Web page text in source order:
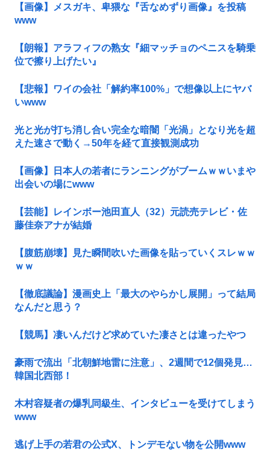
【画像】メスガキ、卑猥な『舌なめずり画像』を投稿
www
【朗報】アラフィフの熟女『細マッチョのペニスを騎乗
位で擦り上げたい』
【悲報】ワイの会社「解約率100%」で想像以上にヤバ
いwww
光と光が打ち消し合い完全な暗闇「光渦」となり光を超
えた速さで動く→50年を経て直接観測成功
【画像】日本人の若者にランニングがブームｗｗいまや
出会いの場にwww
【芸能】レインボー池田直人（32）元読売テレビ・佐
藤佳奈アナが結婚
【腹筋崩壊】見た瞬間吹いた画像を貼っていくスレｗｗ
ｗｗ
【徹底議論】漫画史上「最大のやらかし展開」って結局
なんだと思う？
【競馬】凄いんだけど求めていた凄さとは違ったやつ
豪雨で流出「北朝鮮地雷に注意」、2週間で12個発見…
韓国北西部！
木村容疑者の爆乳同級生、インタビューを受けてしまう
www
逃げ上手の若君の公式X、トンデモない物を公開www